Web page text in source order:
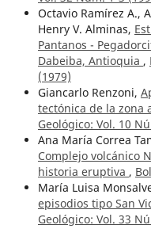
Octavio Ramírez A.,
Henry V. Alminas,
Pantanos -
Dabeiba, Antioquia ,
(1979)
Giancarlo Renzoni,
tectónica de la zona
Geológico: Vol. 10
Ana María Correa
Complejo volcánico
historia eruptiva ,
María Luisa
episodios tipo San
Geológico: Vol. 33